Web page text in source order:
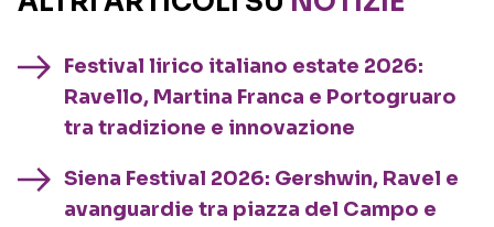
Festival lirico italiano estate 2026:
Ravello, Martina Franca e Portogruaro
tra tradizione e innovazione
Siena Festival 2026: Gershwin, Ravel e
avanguardie tra piazza del Campo e